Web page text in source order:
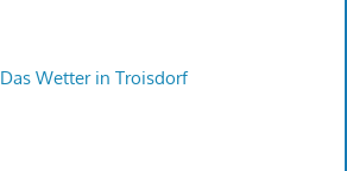
Das Wetter in Troisdorf